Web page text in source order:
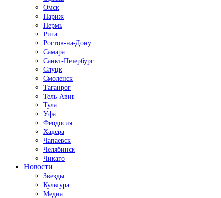
Омск
Париж
Пермь
Рига
Ростов-на-Дону
Самара
Санкт-Петербург
Слуцк
Смоленск
Таганрог
Тель-Авив
Тула
Уфа
Феодосия
Хадера
Чапаевск
Челябинск
Чикаго
Новости
Звезды
Культура
Медиа